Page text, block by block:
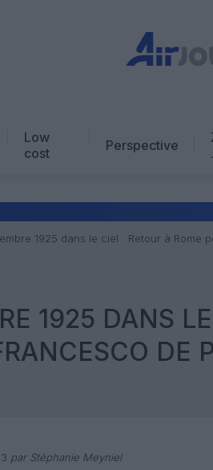
Low
cost
Perspective
1925 dans le ciel : Retour à Rome
1925 DANS
DE
par Stéphanie Meyniel